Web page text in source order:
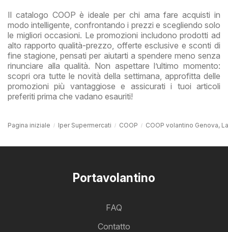
Il catalogo COOP è ideale per chi ama fare acquisti in
modo intelligente, confrontando i prezzi e scegliendo solo
le migliori occasioni. Le promozioni includono prodotti ad
alto rapporto qualità-prezzo, offerte esclusive e sconti di
fine stagione, pensati per aiutarti a spendere meno senza
rinunciare alla qualità. Non aspettare l’ultimo momento:
scopri ora tutte le novità della settimana, approfitta delle
promozioni più vantaggiose e assicurati i tuoi articoli
preferiti prima che vadano esauriti!
Pagina iniziale Iper Supermercati COOP COOP volantino Genova,
Portavolantino
FAQ
Contatto